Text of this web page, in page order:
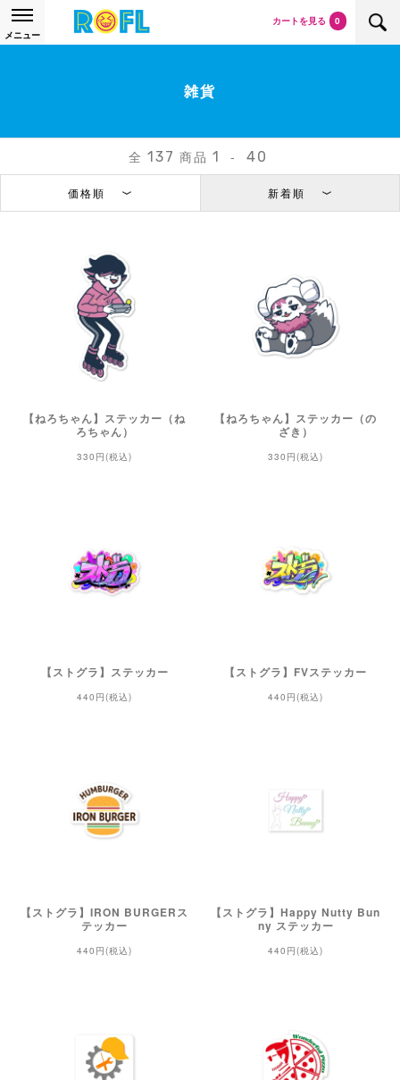
メニュー
カートを見る 0
雑貨
全 137 商品 1 - 40
価格順 新着順
【ねろちゃん】ステッカー（ね
ろちゃん）
330円(税込)
【ねろちゃん】ステッカー（の
ざき）
330円(税込)
【ストグラ】ステッカー
440円(税込)
【ストグラ】FVステッカー
440円(税込)
【ストグラ】IRON BURGERス
テッカー
440円(税込)
【ストグラ】Happy Nutty Bun
ny ステッカー
440円(税込)